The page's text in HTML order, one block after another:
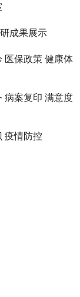
成果展示
医保政策 健康体
病案复印 满意度
疫情防控